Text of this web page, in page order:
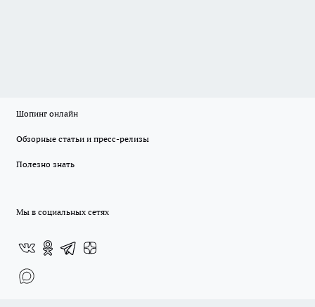
Шопинг онлайн
Обзорные статьи и пресс-релизы
Полезно знать
Мы в социальных сетях